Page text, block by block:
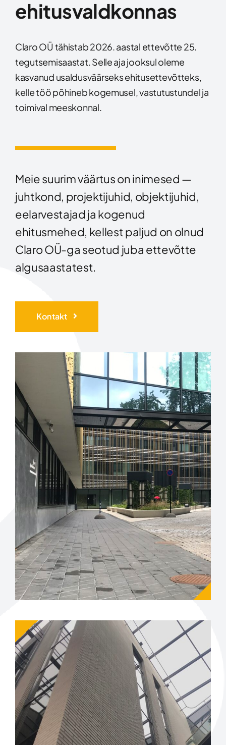
ehitusvaldkonnas
Claro OÜ tähistab 2026. aastal ettevõtte 25.
tegutsemisaastat. Selle aja jooksul oleme
kasvanud usaldusväärseks ehitusettevõtteks,
kelle töö põhineb kogemusel, vastutustundel ja
toimival meeskonnal.
Meie suurim väärtus on inimesed —
juhtkond, projektijuhid, objektijuhid,
eelarvestajad ja kogenud
ehitusmehed, kellest paljud on olnud
Claro OÜ-ga seotud juba ettevõtte
algusaastatest.
Kontakt